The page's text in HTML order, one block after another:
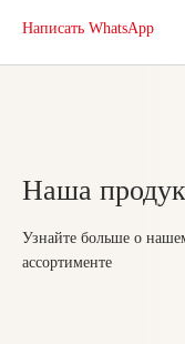
Написать WhatsApp
Наша
Узнайте больше о
ассортименте